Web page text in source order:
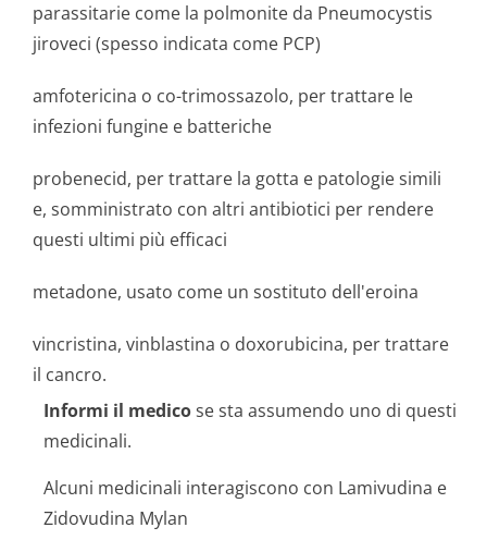
parassitarie come la polmonite da Pneumocystis
jiroveci (spesso indicata come PCP)
amfotericina o co-trimossazolo, per trattare le
infezioni fungine e batteriche
probenecid, per trattare la gotta e patologie simili
e, somministrato con altri antibiotici per rendere
questi ultimi più efficaci
metadone, usato come un sostituto dell'eroina
vincristina, vinblastina o doxorubicina, per trattare
il cancro.
Informi il medicose sta assumendo uno di questi
medicinali.
Alcuni medicinali interagiscono con Lamivudina e
Zidovudina Mylan